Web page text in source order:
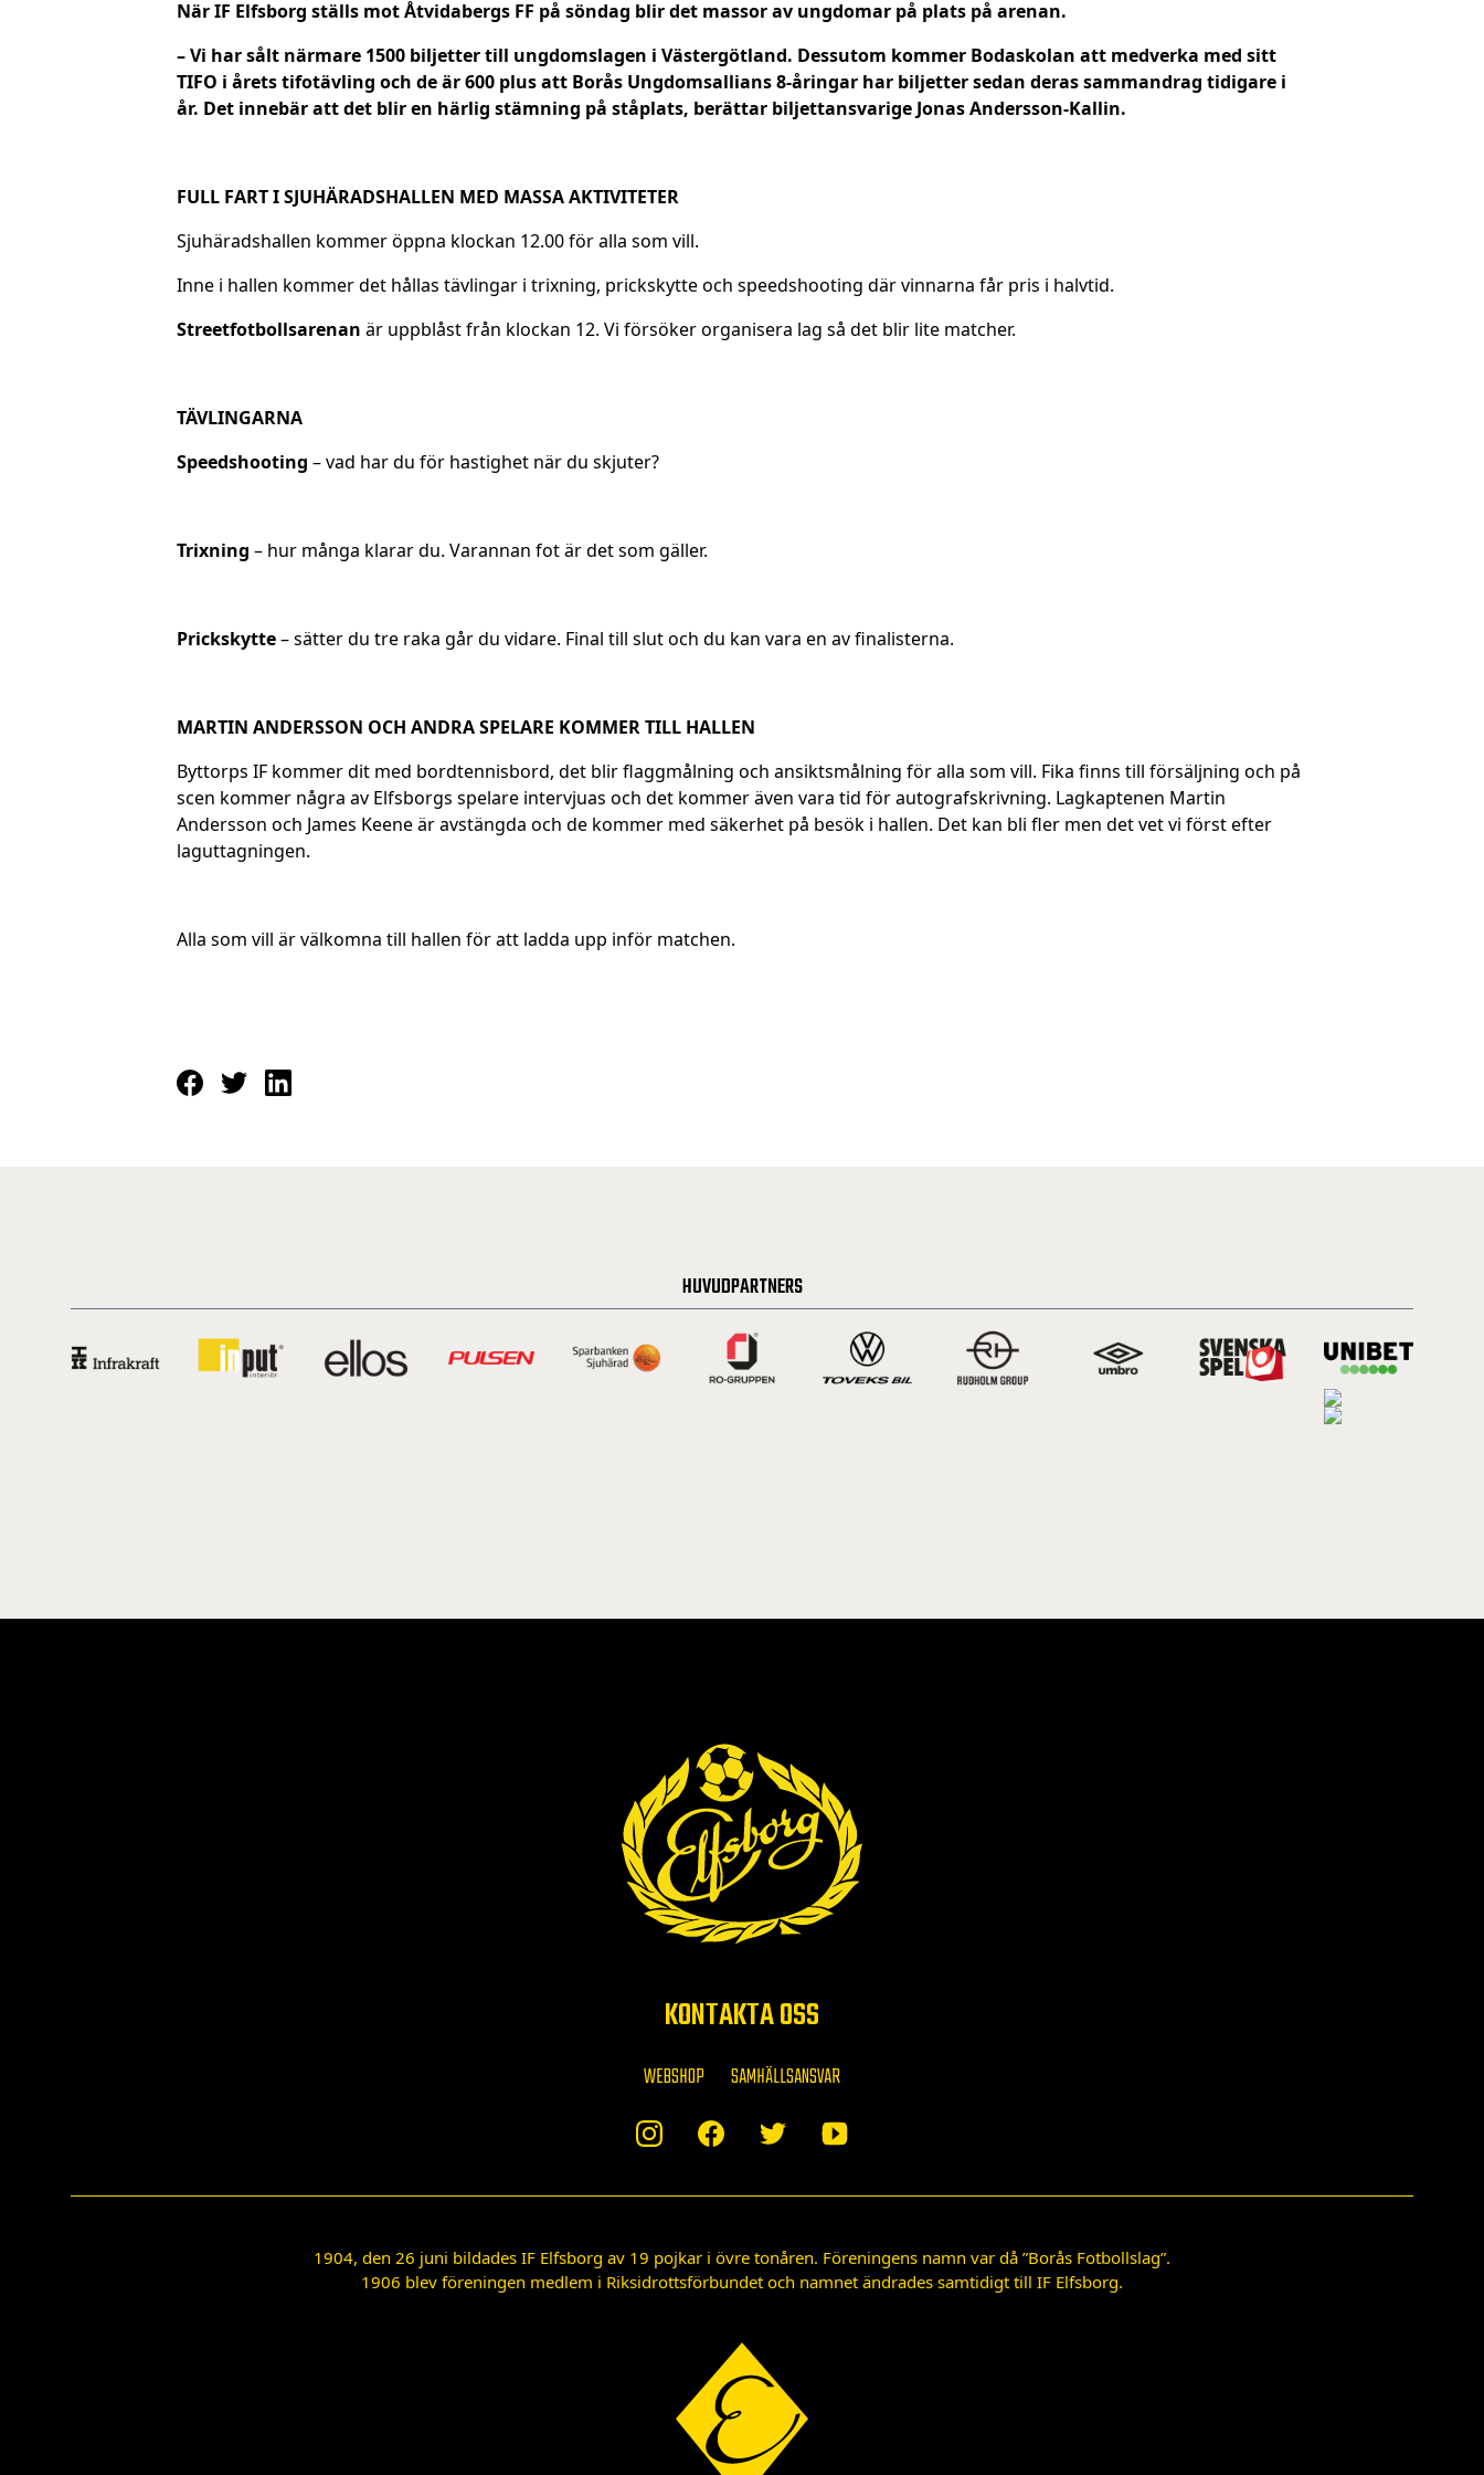
När IF Elfsborg ställs mot Åtvidabergs FF på söndag blir det massor av ungdomar på plats på arenan.
– Vi har sålt närmare 1500 biljetter till ungdomslagen i Västergötland. Dessutom kommer Bodaskolan att medverka med sitt
TIFO i årets tifotävling och de är 600 plus att Borås Ungdomsallians 8-åringar har biljetter sedan deras sammandrag tidigare i
år. Det innebär att det blir en härlig stämning på ståplats, berättar biljettansvarige Jonas Andersson-Kallin.
FULL FART I SJUHÄRADSHALLEN MED MASSA AKTIVITETER
Sjuhäradshallen kommer öppna klockan 12.00 för alla som vill.
Inne i hallen kommer det hållas tävlingar i trixning, prickskytte och speedshooting där vinnarna får pris i halvtid.
Streetfotbollsarenan är uppblåst från klockan 12. Vi försöker organisera lag så det blir lite matcher.
TÄVLINGARNA
Speedshooting – vad har du för hastighet när du skjuter?
Trixning – hur många klarar du. Varannan fot är det som gäller.
Prickskytte– sätter du tre raka går du vidare. Final till slut och du kan vara en av finalisterna.
MARTIN ANDERSSON OCH ANDRA SPELARE KOMMER TILL HALLEN
Byttorps IF kommer dit med bordtennisbord, det blir flaggmålning och ansiktsmålning för alla som vill. Fika finns till försäljning och på
scen kommer några av Elfsborgs spelare intervjuas och det kommer även vara tid för autografskrivning. Lagkaptenen Martin
Andersson och James Keene är avstängda och de kommer med säkerhet på besök i hallen. Det kan bli fler men det vet vi först efter
laguttagningen.
Alla som vill är välkomna till hallen för att ladda upp inför matchen.
HUVUDPARTNERS
KONTAKTA OSS
WEBSHOP SAMHÄLLSANSVAR
1904, den 26 juni bildades IF Elfsborg av 19 pojkar i övre tonåren. Föreningens namn var då ”Borås Fotbollslag”.
1906 blev föreningen medlem i Riksidrottsförbundet och namnet ändrades samtidigt till IF Elfsborg.